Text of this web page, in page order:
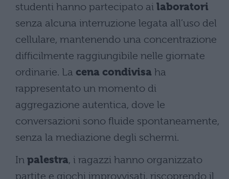
studenti hanno partecipato ai laboratori
senza alcuna interruzione legata all’uso del
cellulare, mantenendo una concentrazione
difficilmente raggiungibile nelle giornate
ordinarie. La cena condivisa ha
rappresentato un momento di
aggregazione autentica, dove le
conversazioni sono fluide spontaneamente,
senza la mediazione degli schermi.
In palestra, i ragazzi hanno organizzato
partite e giochi improvvisati, riscoprendo il